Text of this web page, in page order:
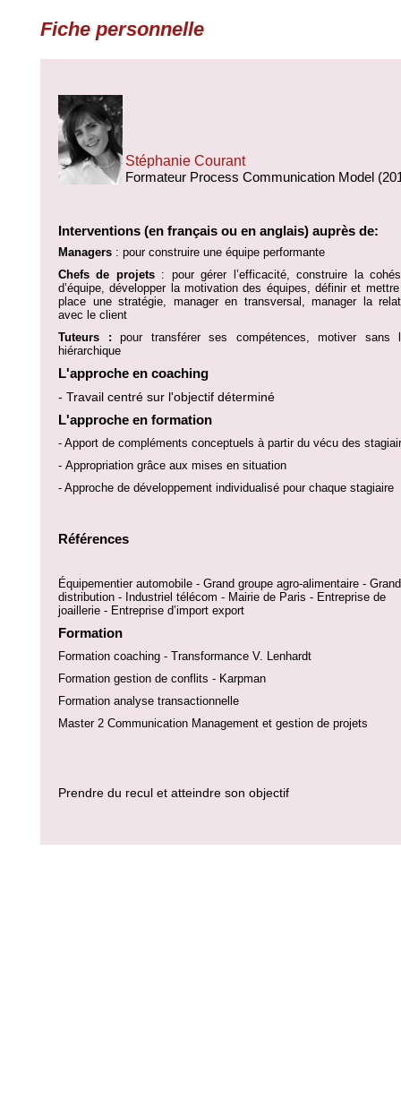
Fiche personnelle
Stéphanie Courant
Formateur Process Communication Model
Interventions (en français ou en anglais) auprès de:
Managers : pour construire une équipe performante
Chefs de projets : pour gérer l’efficacité, construire la
d’équipe, développer la motivation des équipes, définir et
place une stratégie, manager en transversal, manager la
avec le client
Tuteurs : pour transférer ses compétences, motiver sans
hiérarchique
L'approche en coaching
- Travail centré sur l'objectif déterminé
L'approche en formation
- Apport de compléments conceptuels à partir du vécu des
- Appropriation grâce aux mises en situation
- Approche de développement individualisé pour chaque stagiaire
Références
Équipementier automobile - Grand groupe agro-alimentaire -
distribution - Industriel télécom - Mairie de Paris - Entreprise de
joaillerie - Entreprise d’import export
Formation
Formation coaching - Transformance V. Lenhardt
Formation gestion de conflits - Karpman
Formation analyse transactionnelle
Master 2 Communication Management et gestion de projets
Prendre du recul et atteindre son objectif